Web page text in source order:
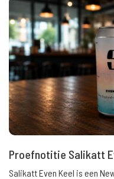
Proefnotitie Salikatt
Salikatt Even Keel is een